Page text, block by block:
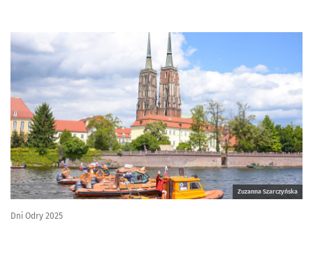
Zuzanna Szarczyńska
Dni Odry 2025